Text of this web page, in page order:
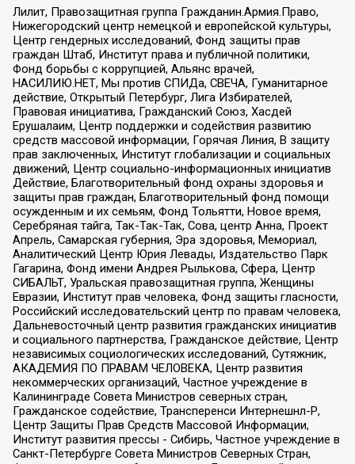
Лилит, Правозащитная группа Гражданин.Армия.Право,
Нижегородский центр немецкой и европейской культуры,
Центр гендерных исследований, Фонд защиты прав
граждан Штаб, Институт права и публичной политики,
Фонд борьбы с коррупцией, Альянс врачей,
НАСИЛИЮ.НЕТ, Мы против СПИДа, СВЕЧА, Гуманитарное
действие, Открытый Петербург, Лига Избирателей,
Правовая инициатива, Гражданский Союз, Хасдей
Ерушалаим, Центр поддержки и содействия развитию
средств массовой информации, Горячая Линия, В защиту
прав заключенных, Институт глобализации и социальных
движений, Центр социально-информационных инициатив
Действие, Благотворительный фонд охраны здоровья и
защиты прав граждан, Благотворительный фонд помощи
осужденным и их семьям, Фонд Тольятти, Новое время,
Серебряная тайга, Так-Так-Так, Сова, центр Анна, Проект
Апрель, Самарская губерния, Эра здоровья, Мемориал,
Аналитический Центр Юрия Левады, Издательство Парк
Гагарина, Фонд имени Андрея Рылькова, Сфера, Центр
СИБАЛЬТ, Уральская правозащитная группа, Женщины
Евразии, Институт прав человека, Фонд защиты гласности,
Российский исследовательский центр по правам человека,
Дальневосточный центр развития гражданских инициатив
и социального партнерства, Гражданское действие, Центр
независимых социологических исследований, Сутяжник,
АКАДЕМИЯ ПО ПРАВАМ ЧЕЛОВЕКА, Центр развития
некоммерческих организаций, Частное учреждение в
Калининграде Совета Министров северных стран,
Гражданское содействие, Трансперенси Интернешнл-Р,
Центр Защиты Прав Средств Массовой Информации,
Институт развития прессы - Сибирь, Частное учреждение в
Санкт-Петербурге Совета Министров Северных Стран,